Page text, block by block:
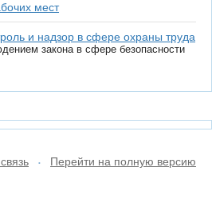
мест
и надзор в сфере охраны труда
закона в сфере безопасности
• Перейти на полную версию